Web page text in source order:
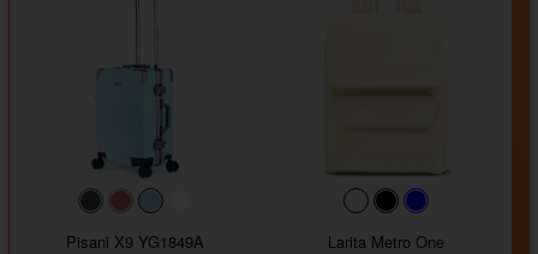
#40454a#b76e79
Pisani X9 YG1849A
#faf0e6#000000
Larita Metro One